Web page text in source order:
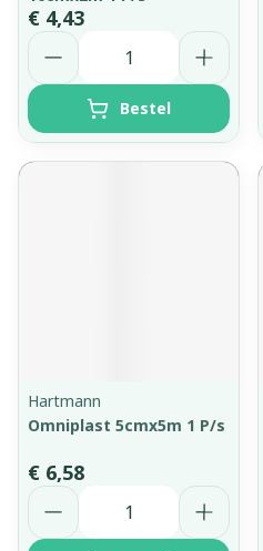
€ 4,43
Aantal
Bestel
Hartmann
Omniplast 5cmx5m 1 P/s
€ 6,58
Aantal